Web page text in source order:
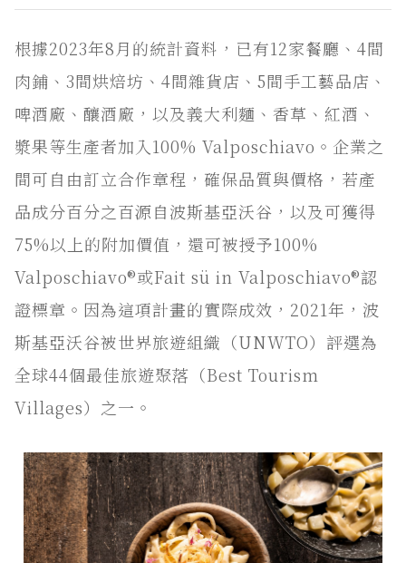
根據2023年8月的統計資料，已有12家餐廳、4間
肉鋪、3間烘焙坊、4間雜貨店、5間手工藝品店、
啤酒廠、釀酒廠，以及義大利麵、香草、紅酒、
漿果等生產者加入100% Valposchiavo。企業之
間可自由訂立合作章程，確保品質與價格，若產
品成分百分之百源自波斯基亞沃谷，以及可獲得
75%以上的附加價值，還可被授予100%
Valposchiavo®或Fait sü in Valposchiavo®認
證標章。因為這項計畫的實際成效，2021年，波
斯基亞沃谷被世界旅遊組織（UNWTO）評選為
全球44個最佳旅遊聚落（Best Tourism
Villages）之一。